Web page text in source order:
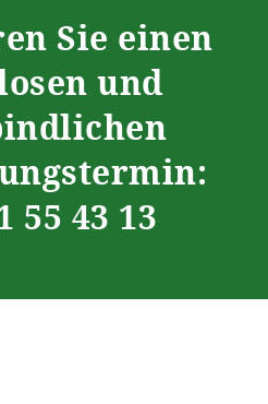
Sie einen
und
55 43 13